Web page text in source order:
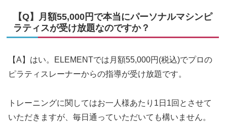
【Q】月額55,000円で本当にパーソナルマシンピ
ラティスが受け放題なのですか？
【A】はい。ELEMENTでは月額55,000円(税込)でプロの
ピラティスレーナーからの指導が受け放題です。
トレーニングに関してはお一人様あたり1日1回とさせて
いただきますが、毎日通っていただいても構いません。